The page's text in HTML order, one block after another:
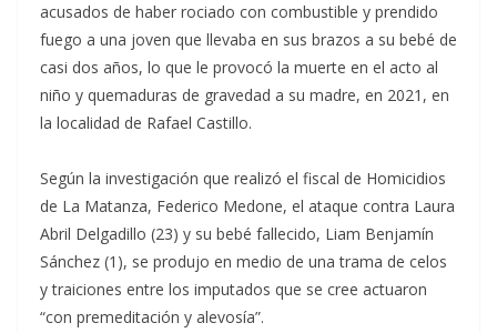
acusados de haber rociado con combustible y prendido
fuego a una joven que llevaba en sus brazos a su bebé de
casi dos años, lo que le provocó la muerte en el acto al
niño y quemaduras de gravedad a su madre, en 2021, en
la localidad de Rafael Castillo.
Según la investigación que realizó el fiscal de Homicidios
de La Matanza, Federico Medone, el ataque contra Laura
Abril Delgadillo (23) y su bebé fallecido, Liam Benjamín
Sánchez (1), se produjo en medio de una trama de celos
y traiciones entre los imputados que se cree actuaron
“con premeditación y alevosía”.